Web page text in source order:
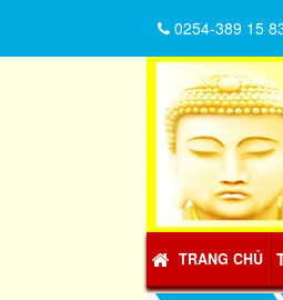
TRANG CHỦ
0254-389 15